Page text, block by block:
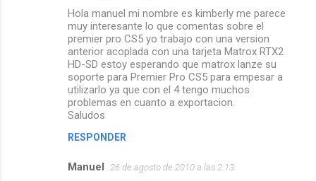
Hola manuel mi nombre es kimberly me parece
muy interesante lo que comentas sobre el
premier pro CS5 yo trabajo con una version
anterior acoplada con una tarjeta Matrox RTX2
HD-SD estoy esperando que matrox lanze su
soporte para Premier Pro CS5 para empesar a
utilizarlo ya que con el 4 tengo muchos
problemas en cuanto a exportacion.
Saludos
RESPONDER
Manuel 26 de agosto de 2010 a las 2:13